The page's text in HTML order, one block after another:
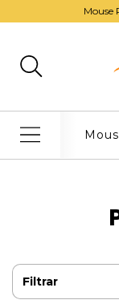
Mouse
Filtrar